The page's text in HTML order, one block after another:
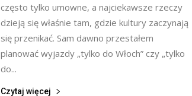
często tylko umowne, a najciekawsze rzeczy
dzieją się właśnie tam, gdzie kultury zaczynają
się przenikać. Sam dawno przestałem
planować wyjazdy „tylko do Włoch” czy „tylko
do...
Czytaj więcej